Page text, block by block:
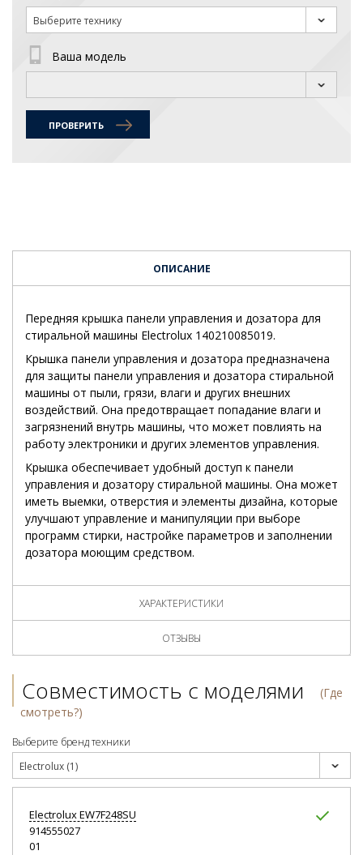
Выберите технику
Ваша модель
ПРОВЕРИТЬ
ОПИСАНИЕ
Передняя крышка панели управления и дозатора для
стиральной машины Electrolux 140210085019.
Крышка панели управления и дозатора предназначена
для защиты панели управления и дозатора стиральной
машины от пыли, грязи, влаги и других внешних
воздействий. Она предотвращает попадание влаги и
загрязнений внутрь машины, что может повлиять на
работу электроники и других элементов управления.
Крышка обеспечивает удобный доступ к панели
управления и дозатору стиральной машины. Она может
иметь выемки, отверстия и элементы дизайна, которые
улучшают управление и манипуляции при выборе
программ стирки, настройке параметров и заполнении
дозатора моющим средством.
ХАРАКТЕРИСТИКИ
ОТЗЫВЫ
Совместимость с моделями
(Где
смотреть?)
Выберите бренд техники
Electrolux (1)
ElectroluxEW7F248SU
914555027
01